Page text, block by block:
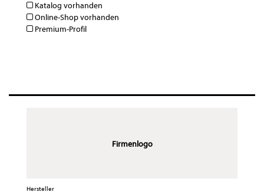
Katalog vorhanden
Online-Shop vorhanden
Premium-Profil
Firmenlogo
Hersteller